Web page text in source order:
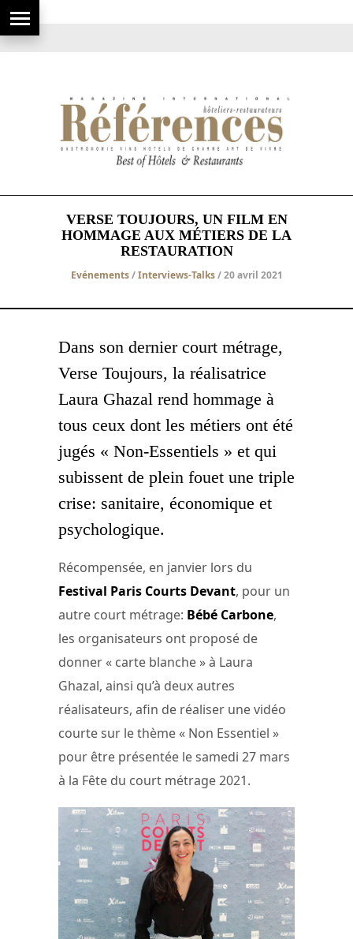
VERSE TOUJOURS, UN FILM EN
HOMMAGE AUX MÉTIERS DE LA
RESTAURATION
Evénements/Interviews-Talks/ 20 avril 2021
Dans son dernier court métrage,
Verse Toujours, la réalisatrice
Laura Ghazal rend hommage à
tous ceux dont les métiers ont été
jugés « Non-Essentiels » et qui
subissent de plein fouet une triple
crise: sanitaire, économique et
psychologique.
Récompensée, en janvier lors du
Festival Paris Courts Devant, pour un
autre court métrage: Bébé Carbone,
les organisateurs ont proposé de
donner « carte blanche » à Laura
Ghazal, ainsi qu’à deux autres
réalisateurs, afin de réaliser une vidéo
courte sur le thème « Non Essentiel »
pour être présentée le samedi 27 mars
à la Fête du court métrage 2021.